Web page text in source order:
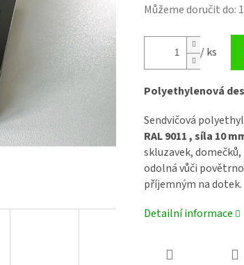
Můžeme doručit do:
/ ks
Polyethylenová
Sendvičová
RAL 9011 ,síla 10
skluzavek,
odolná vůči
příjemným na dotek.
Detailní informace